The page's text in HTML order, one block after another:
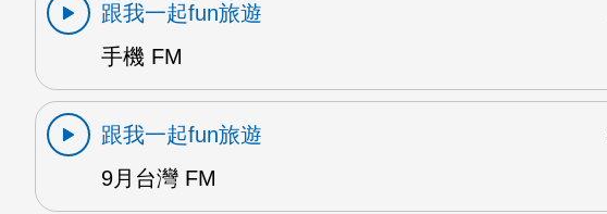
跟我一起fun旅遊
手機 FM
跟我一起fun旅遊
9月台灣 FM